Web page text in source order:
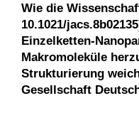
Wie die
10.1021/
Einzelketten-
Makromoleküle
Strukturierung
Gesellschaft